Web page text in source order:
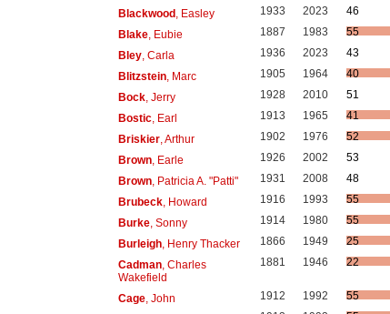
Blackwood, Easley 1933 2023
46
Blake, Eubie 1887 1983
55
Bley, Carla 1936 2023
43
Blitzstein, Marc 1905 1964
40
Bock, Jerry 1928 2010
51
Bostic, Earl 1913 1965
41
Briskier, Arthur 1902 1976
52
Brown, Earle 1926 2002
53
Brown, Patricia A. "Patti" 1931 2008
48
Brubeck, Howard 1916 1993
55
Burke, Sonny 1914 1980
55
Burleigh, Henry Thacker 1866 1949
25
Cadman, Charles
Wakefield
1881 1946 22
Cage, John 1912 1992
55